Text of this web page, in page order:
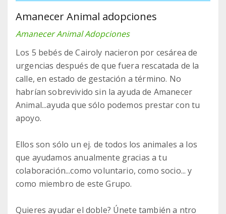
Amanecer Animal adopciones
Amanecer Animal Adopciones
Los 5 bebés de Cairoly nacieron por cesárea de
urgencias después de que fuera rescatada de la
calle, en estado de gestación a término. No
habrían sobrevivido sin la ayuda de Amanecer
Animal...ayuda que sólo podemos prestar con tu
apoyo.
Ellos son sólo un ej. de todos los animales a los
que ayudamos anualmente gracias a tu
colaboración...como voluntario, como socio... y
como miembro de este Grupo.
Quieres ayudar el doble? Únete también a ntro